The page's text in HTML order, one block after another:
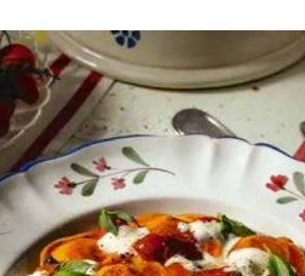
meer over Bottoni caponata –